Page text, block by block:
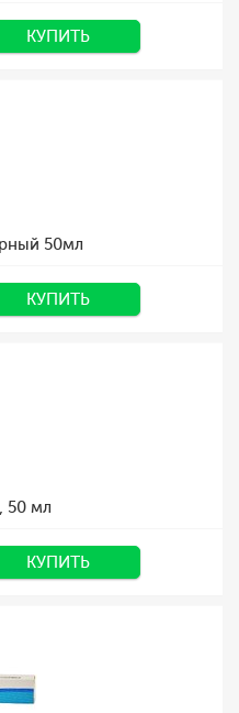
КУПИТЬ
50мл
КУПИТЬ
50 мл
КУПИТЬ